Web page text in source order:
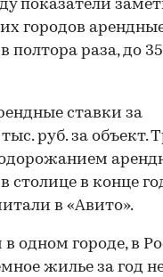
показатели
городов
полтора раза, до
ставки за
руб. за объект.
в конце
в «Авито».
одном городе, в
жилье за год